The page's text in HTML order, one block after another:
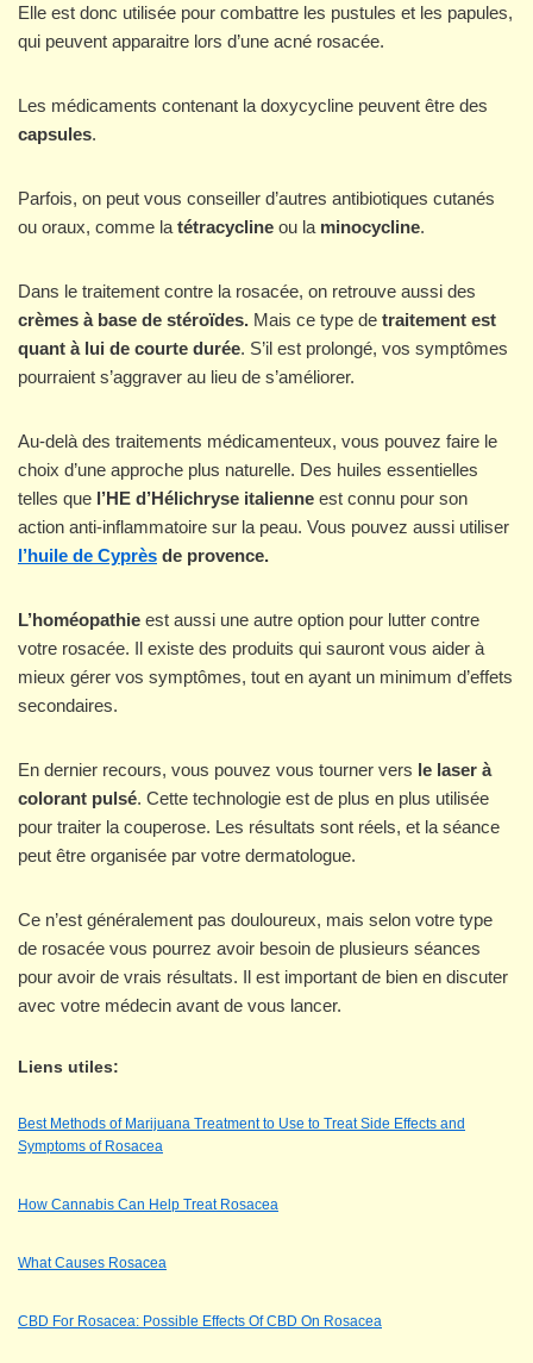
Elle est donc utilisée pour combattre les pustules et les papules,
qui peuvent apparaitre lors d’une acné rosacée.
Les médicaments contenant la doxycycline peuvent être des
capsules.
Parfois, on peut vous conseiller d’autres antibiotiques cutanés
ou oraux, comme la tétracycline ou la minocycline.
Dans le traitement contre la rosacée, on retrouve aussi des
crèmes à base de stéroïdes. Mais ce type de traitement est
quant à lui de courte durée. S’il est prolongé, vos symptômes
pourraient s’aggraver au lieu de s’améliorer.
Au-delà des traitements médicamenteux, vous pouvez faire le
choix d’une approche plus naturelle. Des huiles essentielles
telles que l’HE d’Hélichryse italienne est connu pour son
action anti-inflammatoire sur la peau. Vous pouvez aussi utiliser
l’huile de Cyprès de provence.
L’homéopathie est aussi une autre option pour lutter contre
votre rosacée. Il existe des produits qui sauront vous aider à
mieux gérer vos symptômes, tout en ayant un minimum d’effets
secondaires.
En dernier recours, vous pouvez vous tourner vers le laser à
colorant pulsé. Cette technologie est de plus en plus utilisée
pour traiter la couperose. Les résultats sont réels, et la séance
peut être organisée par votre dermatologue.
Ce n’est généralement pas douloureux, mais selon votre type
de rosacée vous pourrez avoir besoin de plusieurs séances
pour avoir de vrais résultats. Il est important de bien en discuter
avec votre médecin avant de vous lancer.
Liens utiles:
Best Methods of Marijuana Treatment to Use to Treat Side Effects and
Symptoms of Rosacea
How Cannabis Can Help Treat Rosacea
What Causes Rosacea
CBD For Rosacea: Possible Effects Of CBD On Rosacea